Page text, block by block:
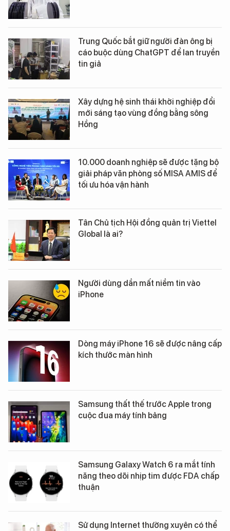
Trung Quốc bắt giữ người đàn ông bị
cáo buộc dùng ChatGPT để lan truyền
tin giả
Xây dựng hệ sinh thái khởi nghiệp đổi
mới sáng tạo vùng đồng bằng sông
Hồng
10.000 doanh nghiệp sẽ được tặng bộ
giải pháp văn phòng số MISA AMIS để
tối ưu hóa vận hành
Tân Chủ tịch Hội đồng quản trị Viettel
Global là ai?
Người dùng dần mất niềm tin vào
iPhone
Dòng máy iPhone 16 sẽ được nâng cấp
kích thước màn hình
Samsung thất thế trước Apple trong
cuộc đua máy tính bảng
Samsung Galaxy Watch 6 ra mắt tính
năng theo dõi nhịp tim được FDA chấp
thuận
Sử dụng Internet thường xuyên có thể